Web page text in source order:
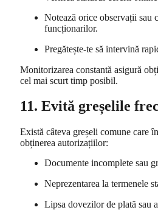
Notează orice observații sau
funcționarilor.
Pregătește-te să intervină
Monitorizarea constantă asigură
cel mai scurt timp posibil.
11. Evită greșelile
Există câteva greșeli comune care
obținerea autorizațiilor:
Documente incomplete sau
Neprezentarea la termenele
Lipsa dovezilor de plată sau